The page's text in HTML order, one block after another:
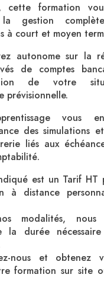
cette formation
la gestion
à court et moyen
autonome sur la
de comptes
de votre
prévisionnelle.
vous
des simulations
liés aux
est un Tarif HT
à distance
modalités, nous
la durée
nous et obtenez
formation sur site